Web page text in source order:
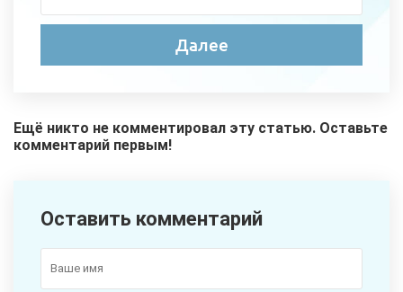
Ещё никто не комментировал эту статью. Оставьте
комментарий первым!
Оставить комментарий